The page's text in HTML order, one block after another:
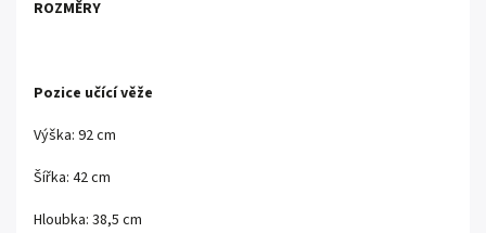
ROZMĚRY
Pozice učící věže
Výška: 92 cm
Šířka: 42 cm
Hloubka: 38,5 cm